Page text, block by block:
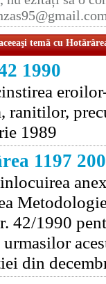
temă cu
1990
ranitilor,
1989
1197
42/1990
din